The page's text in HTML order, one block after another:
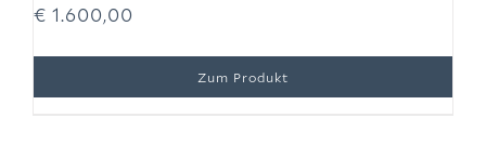
€ 1.600,00